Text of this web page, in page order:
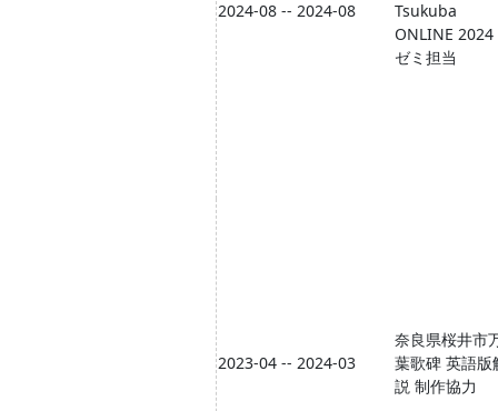
2024-08 -- 2024-08
Tsukuba
ONLINE
ゼミ担当
2023-04 -- 2024-03
奈良県桜井市
葉歌碑 英語版
説 制作協力